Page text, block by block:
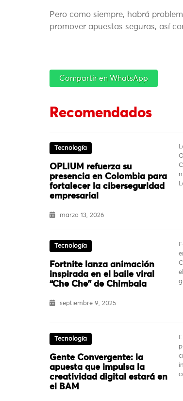
Pero como siempre, habrá
promover apuestas seguras, así
Compartir en WhatsApp
Recomendados
Tecnología
OPLIUM refuerza su
presencia en Colombia para
fortalecer la ciberseguridad
empresarial
marzo 13, 2026
Tecnología
Fortnite lanza animación
inspirada en el baile viral
“Che Che” de Chimbala
septiembre 9, 2025
Tecnología
Gente Convergente: la
apuesta que impulsa la
creatividad digital estará en
el BAM